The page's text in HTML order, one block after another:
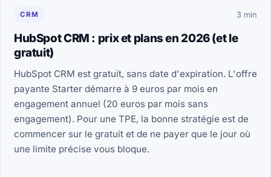
CRM 3 min
HubSpot CRM : prix et plans en 2026 (et le
gratuit)
HubSpot CRM est gratuit, sans date d'expiration. L'offre
payante Starter démarre à 9 euros par mois en
engagement annuel (20 euros par mois sans
engagement). Pour une TPE, la bonne stratégie est de
commencer sur le gratuit et de ne payer que le jour où
une limite précise vous bloque.